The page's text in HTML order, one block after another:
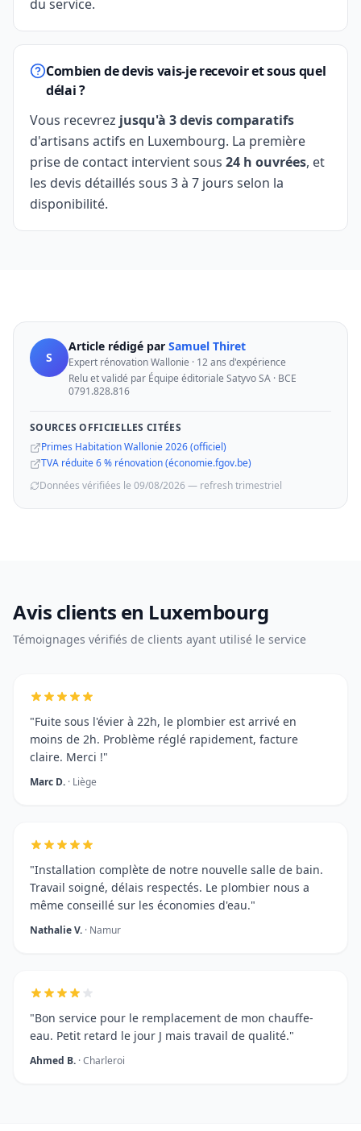
du service.
Combien de devis vais-je recevoir et sous quel
délai ?
Vous recevrez jusqu'à 3 devis comparatifs
d'artisans actifs en Luxembourg. La première
prise de contact intervient sous 24 h ouvrées, et
les devis détaillés sous 3 à 7 jours selon la
disponibilité.
S
Article rédigé par Samuel Thiret
Expert rénovation Wallonie · 12 ans d'expérience
Relu et validé par Équipe éditoriale Satyvo SA · BCE
0791.828.816
SOURCES OFFICIELLES CITÉES
Primes Habitation Wallonie 2026 (officiel)
TVA réduite 6 % rénovation (économie.fgov.be)
Données vérifiées le 09/08/2026 — refresh trimestriel
Avis clients en Luxembourg
Témoignages vérifiés de clients ayant utilisé le service
"Fuite sous l'évier à 22h, le plombier est arrivé en
moins de 2h. Problème réglé rapidement, facture
claire. Merci !"
Marc D. · Liège
"Installation complète de notre nouvelle salle de bain.
Travail soigné, délais respectés. Le plombier nous a
même conseillé sur les économies d'eau."
Nathalie V. · Namur
"Bon service pour le remplacement de mon chauffe-
eau. Petit retard le jour J mais travail de qualité."
Ahmed B. · Charleroi